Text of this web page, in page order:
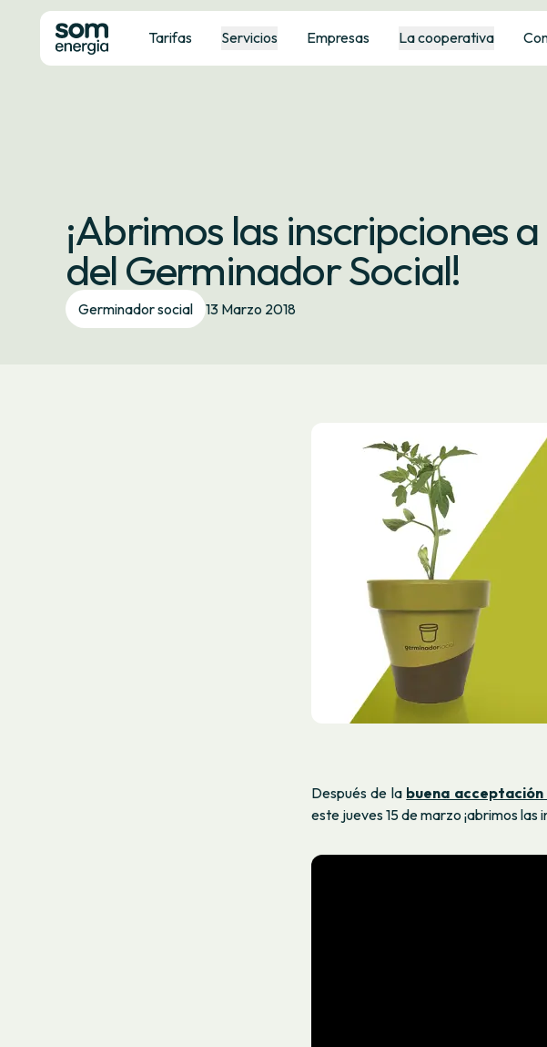
Tarifas Servicios Empresas La cooperativa
¡Abrimos las inscripciones
del Germinador Social!
Germinador social 13 Marzo 2018
Después de la buena acceptación
este jueves 15 de marzo ¡abrimos